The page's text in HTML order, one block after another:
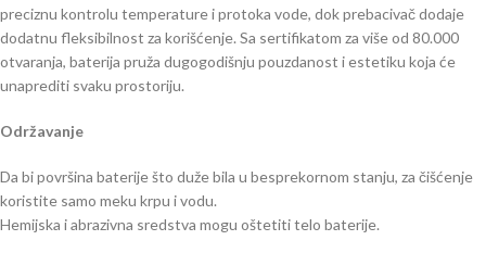
preciznu kontrolu temperature i protoka vode, dok prebacivač dodaje
dodatnu fleksibilnost za korišćenje. Sa sertifikatom za više od 80.000
otvaranja, baterija pruža dugogodišnju pouzdanost i estetiku koja će
unaprediti svaku prostoriju.
Održavanje
Da bi površina baterije što duže bila u besprekornom stanju, za čišćenje
koristite samo meku krpu i vodu.
Hemijska i abrazivna sredstva mogu oštetiti telo baterije.